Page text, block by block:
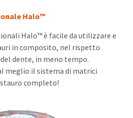
Halo™
Halo™ è facile da utilizzare e
in composito, nel rispetto
dente, in meno tempo.
meglio il sistema di matrici
completo!